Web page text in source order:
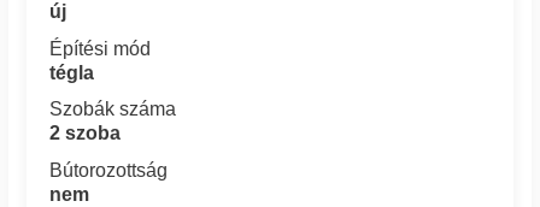
új
Építési mód
tégla
Szobák száma
2 szoba
Bútorozottság
nem